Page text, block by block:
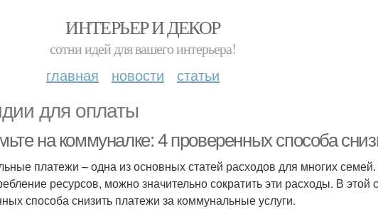
ИНТЕРЬЕР И ДЕКОР
сотни идей для вашего интерьера!
главная новости статьи
для оплаты
на коммуналке: 4 проверенных способа
платежи – одна из основных статей расходов для многих
ресурсов, можно значительно сократить эти расходы. В
способа снизить платежи за коммунальные услуги.